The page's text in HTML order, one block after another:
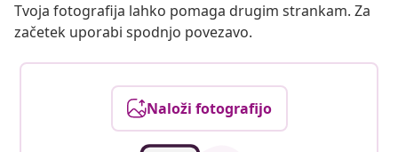
Tvoja fotografija lahko pomaga drugim strankam. Za
začetek uporabi spodnjo povezavo.
Naloži fotografijo